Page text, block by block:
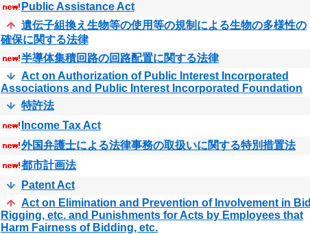
Public Assistance Act
遺伝子組換え生物等の使用等の規制による生物の多様性の
確保に関する法律
半導体集積回路の回路配置に関する法律
Act on Authorization of Public Interest Incorporated
Associations and Public Interest Incorporated Foundation
特許法
Income Tax Act
外国弁護士による法律事務の取扱いに関する特別措置法
都市計画法
Patent Act
Act on Elimination and Prevention of Involvement in Bid
Rigging, etc. and Punishments for Acts by Employees that
Harm Fairness of Bidding, etc.